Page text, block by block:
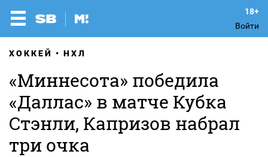
Войти
ХОККЕЙ НХЛ
«Миннесота» победила
«Даллас» в матче Кубка
Стэнли, Капризов набрал
три очка